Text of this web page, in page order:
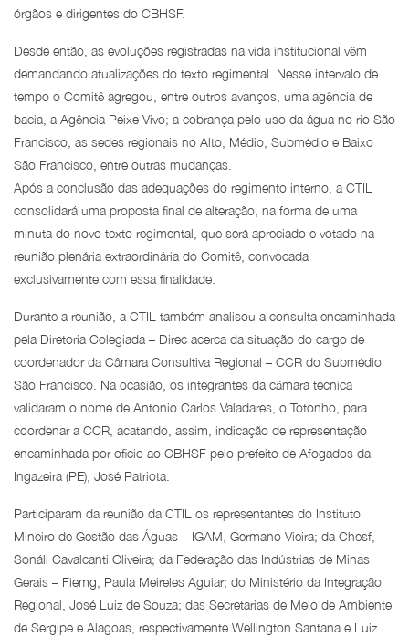
órgãos e dirigentes do CBHSF.
Desde então, as evoluções registradas na vida institucional vêm
demandando atualizações do texto regimental. Nesse intervalo de
tempo o Comitê agregou, entre outros avanços, uma agência de
bacia, a Agência Peixe Vivo; a cobrança pelo uso da água no rio São
Francisco; as sedes regionais no Alto, Médio, Submédio e Baixo
São Francisco, entre outras mudanças.
Após a conclusão das adequações do regimento interno, a CTIL
consolidará uma proposta final de alteração, na forma de uma
minuta do novo texto regimental, que será apreciado e votado na
reunião plenária extraordinária do Comitê, convocada
exclusivamente com essa finalidade.
Durante a reunião, a CTIL também analisou a consulta encaminhada
pela Diretoria Colegiada – Direc acerca da situação do cargo de
coordenador da Câmara Consultiva Regional – CCR do Submédio
São Francisco. Na ocasião, os integrantes da câmara técnica
validaram o nome de Antonio Carlos Valadares, o Totonho, para
coordenar a CCR, acatando, assim, indicação de representação
encaminhada por oficio ao CBHSF pelo prefeito de Afogados da
Ingazeira (PE), José Patriota.
Participaram da reunião da CTIL os representantes do Instituto
Mineiro de Gestão das Águas – IGAM, Germano Vieira; da Chesf,
Sonáli Cavalcanti Oliveira; da Federação das Indústrias de Minas
Gerais – Fiemg, Paula Meireles Aguiar; do Ministério da Integração
Regional, José Luiz de Souza; das Secretarias de Meio de Ambiente
de Sergipe e Alagoas, respectivamente Wellington Santana e Luiz